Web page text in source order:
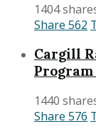
1404
Share 562
Cargill
Program
1440
Share 576